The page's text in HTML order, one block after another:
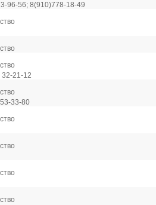
96-56; 8(910)778-18-49
21-12
33-80